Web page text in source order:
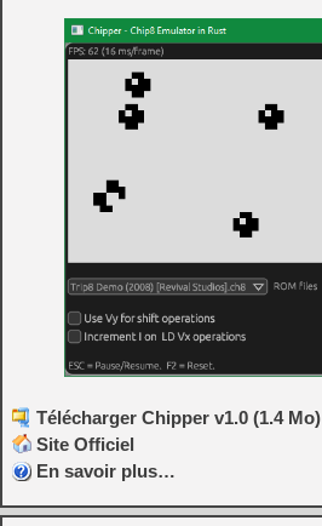
Télécharger Chipper v1.0 (1.4 Mo)
Site Officiel
En savoir plus…